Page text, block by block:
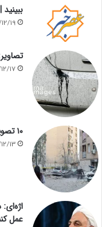
19
17
۱۰ تصویر از خسارت حمله هوایی به خیابان‌های تهران
13
عمل